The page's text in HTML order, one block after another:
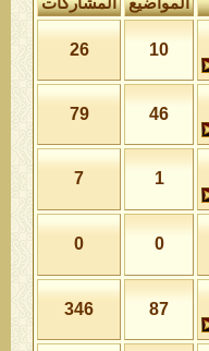
10
26
46
79
1
7
0
0
87
346